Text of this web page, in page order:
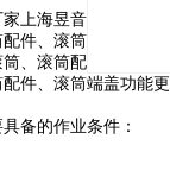
上海昱音，专业顾客
件、滚筒端盖突破以
、滚筒配件、滚筒端
件、滚筒端盖功能更
备的作业条件：